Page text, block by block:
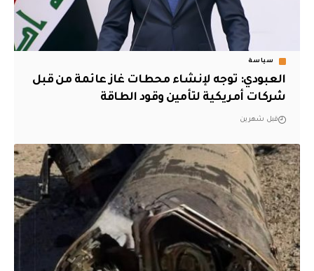
سياسة
العبودي: توجه لإنشاء محطات غاز عائمة من قبل
شركات أمريكية لتأمين وقود الطاقة
قبل شهرين